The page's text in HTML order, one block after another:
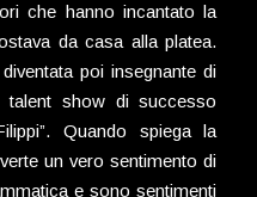
che hanno incantato la
da casa alla platea.
poi insegnante di
show di successo
Quando spiega la
un vero sentimento di
e sono sentimenti